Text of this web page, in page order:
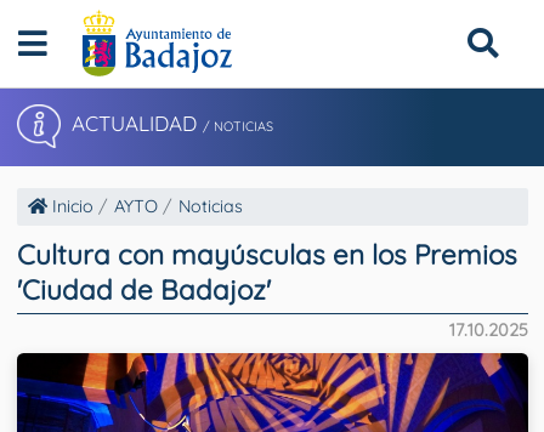
ACTUALIDAD / NOTICIAS
Inicio AYTO Noticias
Cultura con mayúsculas en los Premios
'Ciudad de Badajoz'
17.10.2025